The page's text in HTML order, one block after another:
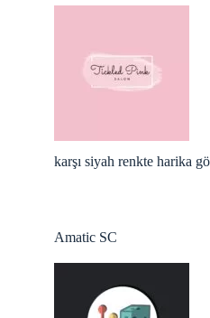
karşı siyah renkte harika
Amatic SC